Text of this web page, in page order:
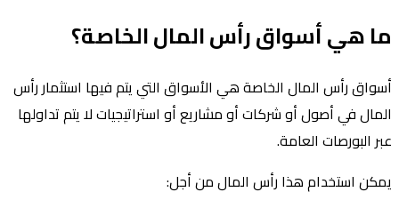
ما هي أسواق رأس المال الخاصة؟
أسواق رأس المال الخاصة هي الأسواق التي يتم فيها استثمار رأس
المال في أصول أو شركات أو مشاريع أو استراتيجيات لا يتم تداولها
عبر البورصات العامة.
يمكن استخدام هذا رأس المال من أجل: